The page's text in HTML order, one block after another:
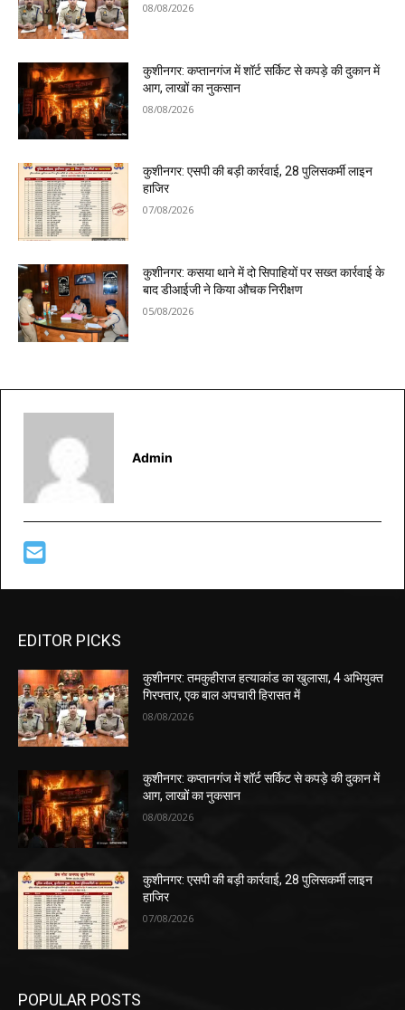
08/08/2026
कुशीनगर: कप्तानगंज में शॉर्ट सर्किट से कपड़े की दुकान में
आग, लाखों का नुकसान
08/08/2026
कुशीनगर: एसपी की बड़ी कार्रवाई, 28 पुलिसकर्मी लाइन
हाजिर
07/08/2026
कुशीनगर: कसया थाने में दो सिपाहियों पर सख्त कार्रवाई के
बाद डीआईजी ने किया औचक निरीक्षण
05/08/2026
Admin
EDITOR PICKS
कुशीनगर: तमकुहीराज हत्याकांड का खुलासा, 4 अभियुक्त
गिरफ्तार, एक बाल अपचारी हिरासत में
08/08/2026
कुशीनगर: कप्तानगंज में शॉर्ट सर्किट से कपड़े की दुकान में
आग, लाखों का नुकसान
08/08/2026
कुशीनगर: एसपी की बड़ी कार्रवाई, 28 पुलिसकर्मी लाइन
हाजिर
07/08/2026
POPULAR POSTS